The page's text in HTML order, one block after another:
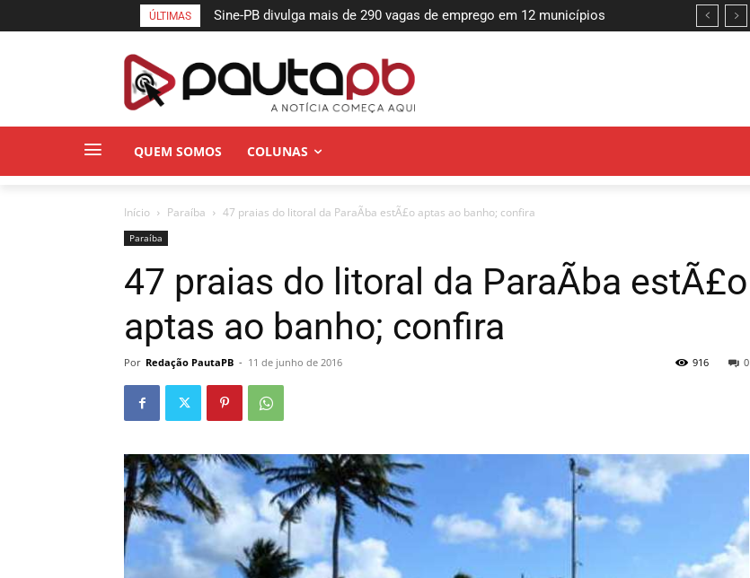
ÚLTIMAS
Sine-PB divulga mais de 290 vagas de emprego em 12 municípios
Debate: Cícero se destaca ao reforçar compromisso com a segurança
QUEM SOMOS COLUNAS
Início Paraí­ba 47 praias do litoral da ParaÃ­ba estÃ£o aptas ao banho; confira
Paraí­ba
47 praias do litoral da ParaÃ­ba estÃ£o
aptas ao banho; confira
Por Redação PautaPB - 11 de junho de 2016 0
916